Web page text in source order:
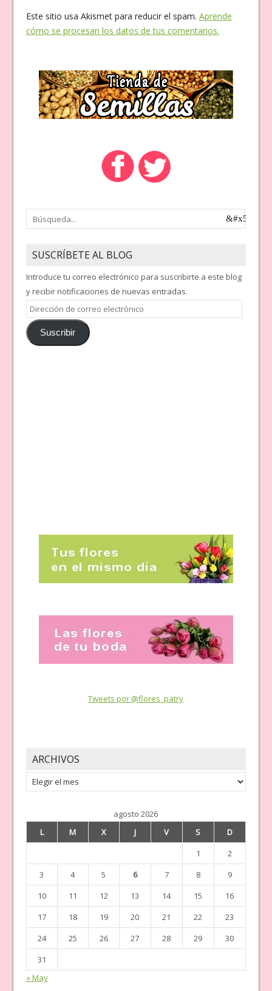
Este sitio usa Akismet para reducir el spam. Aprende
cómo se procesan los datos de tus comentarios.
SUSCRÍBETE AL BLOG
Introduce tu correo electrónico para suscribirte a este blog
y recibir notificaciones de nuevas entradas.
Dirección
de
correoSuscribir
Tweets por @flores_patry
ARCHIVOS
Archivos
agosto 2026
L
M X J V S
D
1
2
3
4 5 6 7 8
9
10
11 12 13 14 15
16
17
18 19 20 21 22
23
24
25 26 27 28 29
30
31
« May